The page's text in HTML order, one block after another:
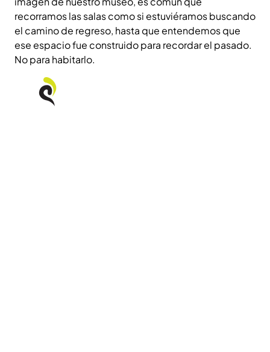
recorramos las salas como si estuviéramos buscando
el camino de regreso, hasta que entendemos que
ese espacio fue construido para recordar el pasado.
No para habitarlo.